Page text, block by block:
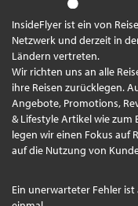
InsideFlyer ist ein von
Netzwerk und derzeit in
Ländern vertreten.
Wir richten uns an alle
ihre Reisen zurücklegen.
Angebote, Promotions,
& Lifestyle Artikel wie zum
legen wir einen Fokus auf
auf die Nutzung von
Ein unerwarteter Fehler